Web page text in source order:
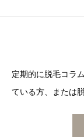
定期的に脱毛コラ
ている方、または